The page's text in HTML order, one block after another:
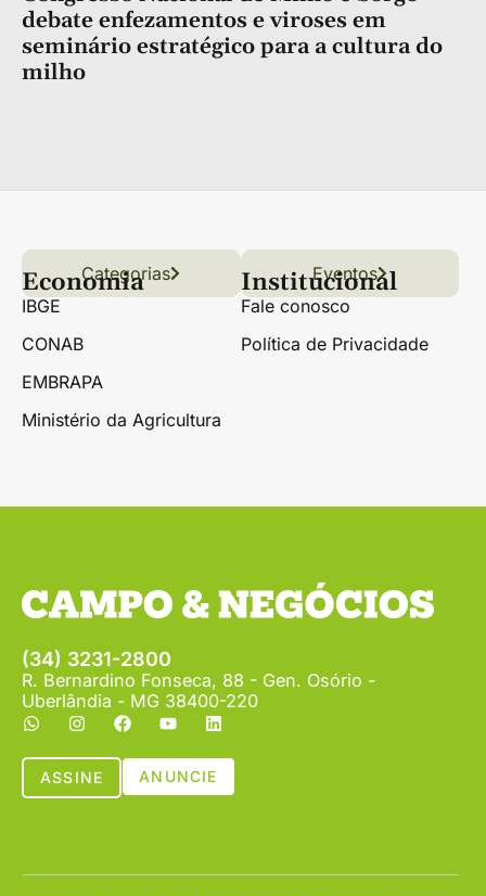
debate enfezamentos e viroses em
seminário estratégico para a cultura do
milho
Links úteis
Conteúdo Grãos
Florestas Hortifrúti
Categorias Eventos
Economia
IBGE
CONAB
EMBRAPA
Ministério da Agricultura
Institucional
Fale conosco
Política de Privacidade
(34) 3231-2800
R. Bernardino Fonseca, 88 - Gen. Osório -
Uberlândia - MG 38400-220
ASSINE ANUNCIE